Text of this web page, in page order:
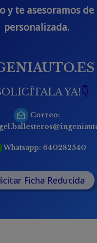
y te asesoramos
personalizada.
YA!👇
Correo:
Whatsapp: 640282540
Ficha Reducida